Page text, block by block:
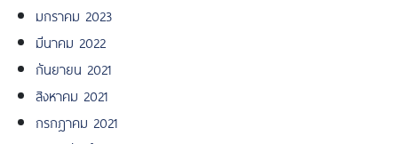
มกราคม 2023
มีนาคม 2022
กันยายน 2021
สิงหาคม 2021
กรกฎาคม 2021